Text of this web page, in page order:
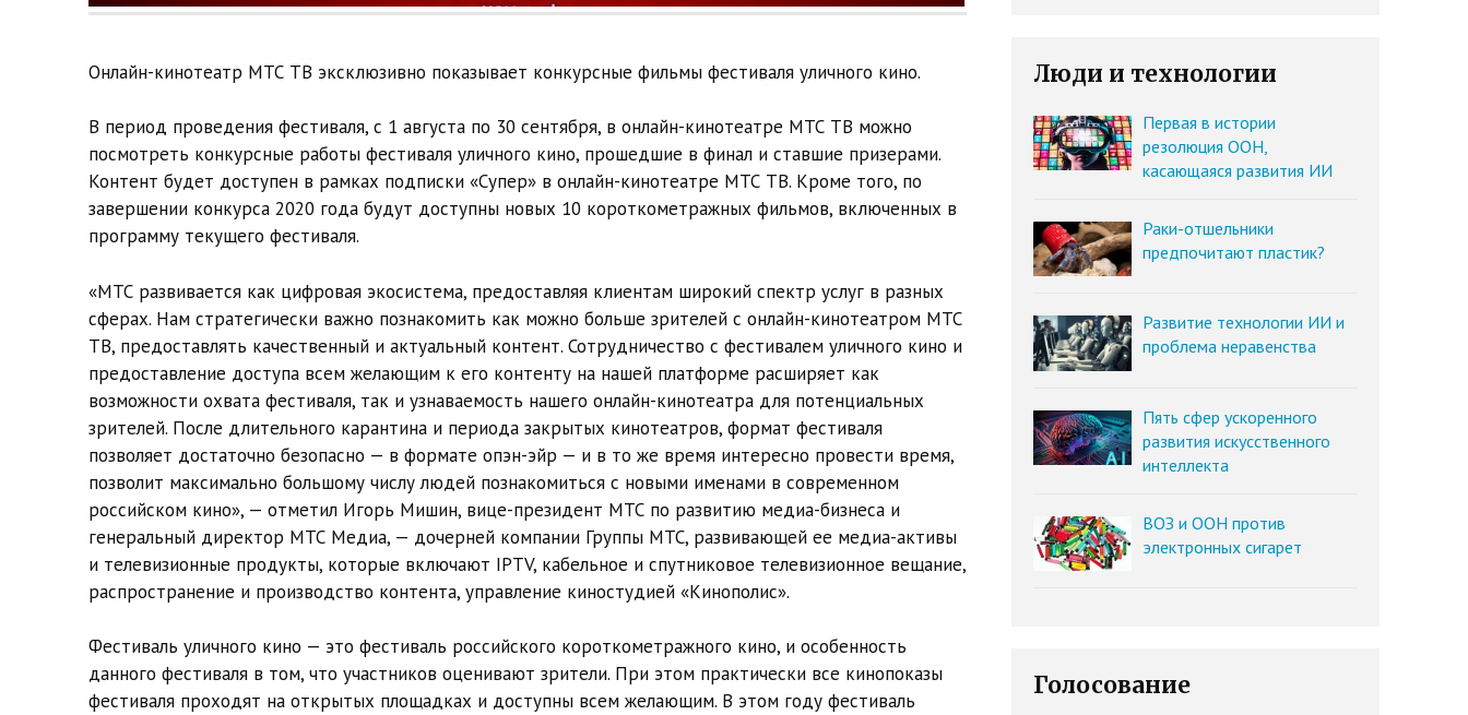
Онлайн-кинотеатр МТС ТВ эксклюзивно показывает конкурсные фильмы фестиваля уличного кино.
В период проведения фестиваля, с 1 августа по 30 сентября, в онлайн-кинотеатре МТС ТВ можно
посмотреть конкурсные работы фестиваля уличного кино, прошедшие в финал и ставшие призерами.
Контент будет доступен в рамках подписки «Супер» в онлайн-кинотеатре МТС ТВ. Кроме того, по
завершении конкурса 2020 года будут доступны новых 10 короткометражных фильмов, включенных в
программу текущего фестиваля.
«МТС развивается как цифровая экосистема, предоставляя клиентам широкий спектр услуг в разных
сферах. Нам стратегически важно познакомить как можно больше зрителей с онлайн-кинотеатром МТС
ТВ, предоставлять качественный и актуальный контент. Сотрудничество с фестивалем уличного кино и
предоставление доступа всем желающим к его контенту на нашей платформе расширяет как
возможности охвата фестиваля, так и узнаваемость нашего онлайн-кинотеатра для потенциальных
зрителей. После длительного карантина и периода закрытых кинотеатров, формат фестиваля
позволяет достаточно безопасно — в формате опэн-эйр — и в то же время интересно провести время,
позволит максимально большому числу людей познакомиться с новыми именами в современном
российском кино», — отметил Игорь Мишин, вице-президент МТС по развитию медиа-бизнеса и
генеральный директор МТС Медиа, — дочерней компании Группы МТС, развивающей ее медиа-активы
и телевизионные продукты, которые включают IPTV, кабельное и спутниковое телевизионное вещание,
распространение и производство контента, управление киностудией «Кинополис».
Фестиваль уличного кино — это фестиваль российского короткометражного кино, и особенность
данного фестиваля в том, что участников оценивают зрители. При этом практически все кинопоказы
фестиваля проходят на открытых площадках и доступны всем желающим. В этом году фестиваль
Люди и технологии
Первая в истории
резолюция ООН,
касающаяся развития ИИ
Раки-отшельники
предпочитают пластик?
Развитие технологии ИИ и
проблема неравенства
Пять сфер ускоренного
развития искусственного
интеллекта
ВОЗ и ООН против
электронных сигарет
Голосование